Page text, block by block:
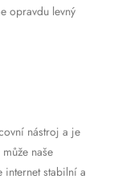
opravdu levný
nástroj a je
naše
internet stabilní a